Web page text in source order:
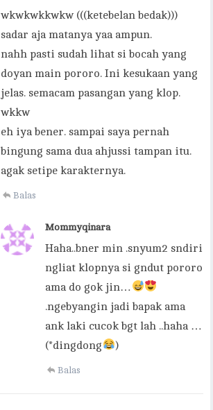
wkwkwkkwkw (((ketebelan bedak)))
sadar aja matanya yaa ampun.
nahh pasti sudah lihat si bocah yang
doyan main pororo. Ini kesukaan yang
jelas. semacam pasangan yang klop.
wkkw
eh iya bener. sampai saya pernah
bingung sama dua ahjussi tampan itu.
agak setipe karakternya.
Balas
Mommyqinara
Haha..bner min .snyum2 sndiri
ngliat klopnya si gndut pororo
ama do gok jin…
.ngebyangin jadi bapak ama
ank laki cucok bgt lah ..haha …
(*dingdong
)
Balas